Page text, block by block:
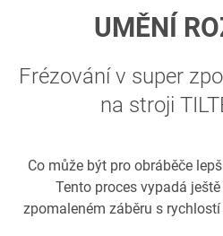
UMĚNÍ
Frézování v super
na stroji
Co může být pro obráběče
Tento proces vypadá
zpomaleném záběru s